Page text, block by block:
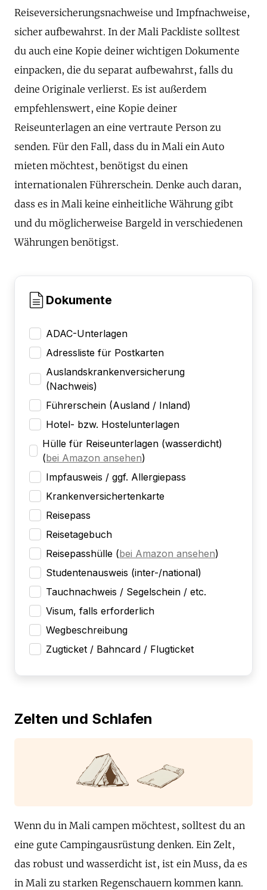
Reiseversicherungsnachweise und Impfnachweise,
sicher aufbewahrst. In der Mali Packliste solltest
du auch eine Kopie deiner wichtigen Dokumente
einpacken, die du separat aufbewahrst, falls du
deine Originale verlierst. Es ist außerdem
empfehlenswert, eine Kopie deiner
Reiseunterlagen an eine vertraute Person zu
senden. Für den Fall, dass du in Mali ein Auto
mieten möchtest, benötigst du einen
internationalen Führerschein. Denke auch daran,
dass es in Mali keine einheitliche Währung gibt
und du möglicherweise Bargeld in verschiedenen
Währungen benötigst.
Dokumente
ADAC-Unterlagen
Adressliste für Postkarten
Auslandskrankenversicherung
(Nachweis)
Führerschein (Ausland / Inland)
Hotel- bzw. Hostelunterlagen
Hülle für Reiseunterlagen (wasserdicht)
(bei Amazon ansehen)
Impfausweis / ggf. Allergiepass
Krankenversichertenkarte
Reisepass
Reisetagebuch
Reisepasshülle (bei Amazon ansehen)
Studentenausweis (inter-/national)
Tauchnachweis / Segelschein / etc.
Visum, falls erforderlich
Wegbeschreibung
Zugticket / Bahncard / Flugticket
Zelten und Schlafen
Wenn du in Mali campen möchtest, solltest du an
eine gute Campingausrüstung denken. Ein Zelt,
das robust und wasserdicht ist, ist ein Muss, da es
in Mali zu starken Regenschauern kommen kann.